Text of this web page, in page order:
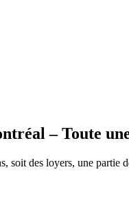
– Toute
soit des loyers, une partie